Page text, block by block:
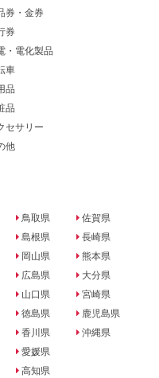
券・金券
券
・電化製品
車
品
品
セサリー
他
鳥取県
島根県
岡山県
広島県
山口県
徳島県
香川県
愛媛県
高知県
佐賀県
長崎県
熊本県
大分県
宮崎県
鹿児島県
沖縄県